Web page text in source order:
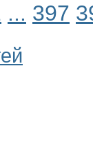
... 397